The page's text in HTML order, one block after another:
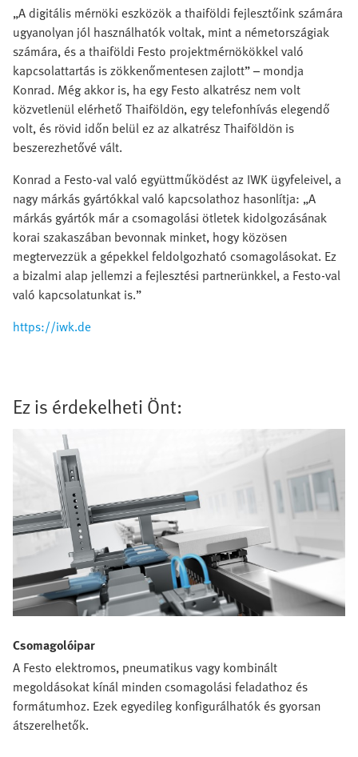
„A digitális mérnöki eszközök a thaiföldi fejlesztőink számára
ugyanolyan jól használhatók voltak, mint a németországiak
számára, és a thaiföldi Festo projektmérnökökkel való
kapcsolattartás is zökkenőmentesen zajlott” – mondja
Konrad. Még akkor is, ha egy Festo alkatrész nem volt
közvetlenül elérhető Thaiföldön, egy telefonhívás elegendő
volt, és rövid időn belül ez az alkatrész Thaiföldön is
beszerezhetővé vált.
Konrad a Festo-val való együttműködést az IWK ügyfeleivel, a
nagy márkás gyártókkal való kapcsolathoz hasonlítja: „A
márkás gyártók már a csomagolási ötletek kidolgozásának
korai szakaszában bevonnak minket, hogy közösen
megtervezzük a gépekkel feldolgozható csomagolásokat. Ez
a bizalmi alap jellemzi a fejlesztési partnerünkkel, a Festo-val
való kapcsolatunkat is.”
https://iwk.de
Ez is érdekelheti Önt:
Csomagolóipar
A Festo elektromos, pneumatikus vagy kombinált
megoldásokat kínál minden csomagolási feladathoz és
formátumhoz. Ezek egyedileg konfigurálhatók és gyorsan
átszerelhetők.